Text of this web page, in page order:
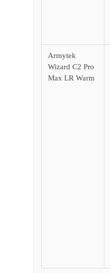
Armytek
Wizard C2 Pro
Max LR Warm